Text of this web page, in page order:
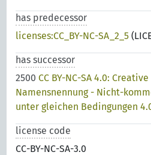
has predecessor
licenses:CC_BY-NC-SA_2_5
has successor
2500CC BY-NC-SA 4.0:
Namensnennung - Nicht-
unter gleichen Bedingungen
license code
CC-BY-NC-SA-3.0